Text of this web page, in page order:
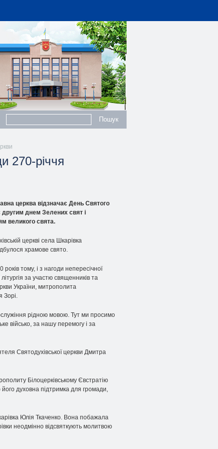
270-річчя
церква відзначає День Святого
днем Зелених свят і
великого свята.
церкві села Шкарівка
храмове свято.
тому, і з нагоди непересічної
за участю священників та
України, митрополита
Зорі.
рідною мовою. Тут ми просимо
військо, за нашу перемогу і за
Святодухівської церкви Дмитра
Білоцерківському Євстратію
його духовна підтримка для громади,
Юлія Ткаченко. Вона побажала
неодмінно відсвяткують молитвою